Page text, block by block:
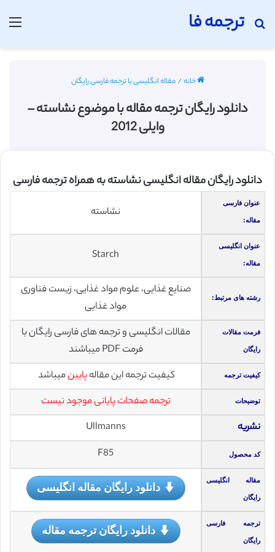
ترجمه فا
جستجو برای
خانه/مقاله انگلیسی با ترجمه فارسی رایگان
دانلود رایگان ترجمه مقاله با موضوع نشاسته –
وایلی 2012
دانلود رایگان مقاله انگلیسی نشاسته به همراه ترجمه فارسی
عنوان فارسی
مقاله: نشاسته
عنوان انگلیسی
مقاله: Starch
رشته های مرتبط:
صنایع غذایی، علوم مواد غذایی، زیست فناوری
مواد غذایی
فرمت مقالات
رایگان
مقالات انگلیسی و ترجمه های فارسی رایگان با
فرمت PDF میباشند
کیفیت ترجمه کیفیت ترجمه این مقالهپایینمیباشد
توضیحات
ترجمه صفحات پایانی موجود نیست
نشریه
Ullmanns
کد محصول F85
مقاله انگلیسی
رایگان
دانلود رایگان مقاله انگلیسی
ترجمه فارسی
رایگان
دانلود رایگان ترجمه مقاله